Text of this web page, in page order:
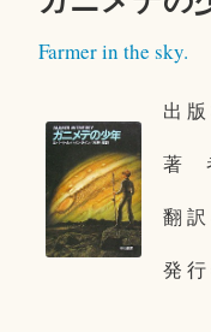
Farmer in the sky.
出
著
翻 訳
発 行
0
1
年
月
1
0